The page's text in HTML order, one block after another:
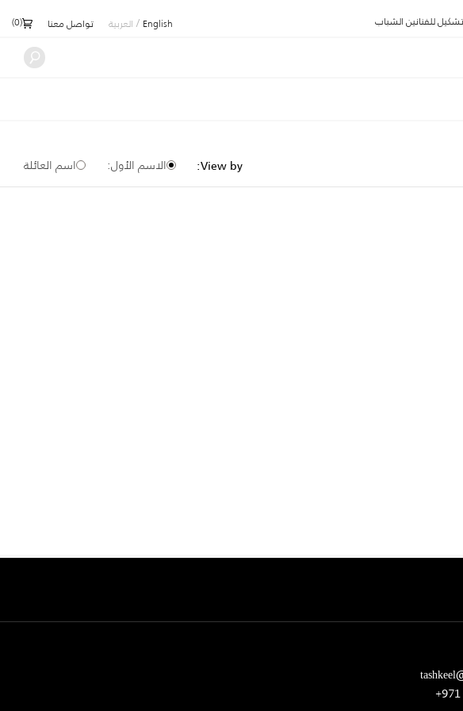
تشكيل للفنانين الشباب English
/ العربية تواصل معنا (
0
)
View by: الاسم الأول: اسم العائلة